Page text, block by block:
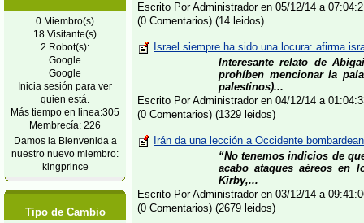
0 Miembro(s)
18 Visitante(s)
2 Robot(s):
Google
Google
Inicia sesión para ver
quien está.
Más tiempo en linea:305
Membrecía: 226
Damos la Bienvenida a
nuestro nuevo miembro:
kingprince
Tipo de Cambio
Escrito Por Administrador en 05/12/14 a
(0 Comentarios) (14 leidos)
Israel siempre ha sido una locura: afirma
Interesante relato de
prohíben mencionar la
palestinos)...
Escrito Por Administrador en 04/12/14 a
(0 Comentarios) (1329 leidos)
Irán da una lección a Occidente
“No tenemos indicios de
acabo ataques aéreos en
Kirby,...
Escrito Por Administrador en 03/12/14 a
(0 Comentarios) (2679 leidos)